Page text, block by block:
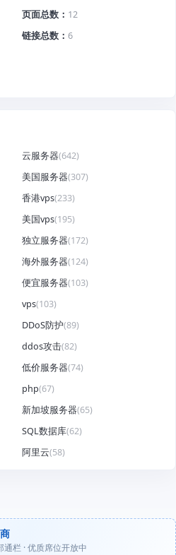
页面总数
12
链接总数
6
云服务器(642)
美国服务器(307)
香港vps(233)
美国vps(195)
独立服务器(172)
海外服务器(124)
便宜服务器(103)
vps(103)
DDoS防护(89)
ddos攻击(82)
低价服务器(74)
php(67)
新加坡服务器(65)
SQL数据库(62)
阿里云(58)
通栏 · 优质席位开放中